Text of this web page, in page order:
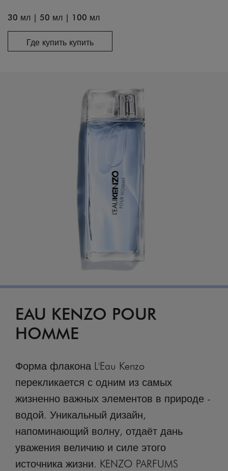
30 мл | 50 мл | 100 мл
Где купить купить
EAU KENZO POUR
HOMME
Форма флакона L'Eau Kenzo
перекликается с одним из самых
жизненно важных элементов в природе -
водой. Уникальный дизайн,
напоминающий волну, отдаёт дань
уважения величию и силе этого
источника жизни. KENZO PARFUMS